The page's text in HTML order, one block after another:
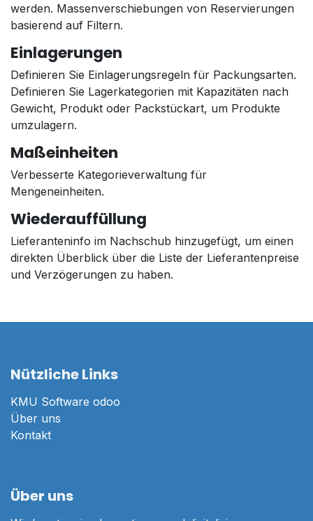
werden. Massenverschiebungen von Reservierungen
basierend auf Filtern.
Einlagerungen
Definieren Sie Einlagerungsregeln für Packungsarten.
Definieren Sie Lagerkategorien mit Kapazitäten nach
Gewicht, Produkt oder Packstückart, um Produkte
umzulagern.
Maßeinheiten
Verbesserte Kategorieverwaltung für
Mengeneinheiten.
Wiederauffüllung
Lieferanteninfo im Nachschub hinzugefügt, um einen
direkten Überblick über die Liste der Lieferantenpreise
und Verzögerungen zu haben.
Nützliche Links
KMU Software odoo
Über uns
Kontakt
Über uns